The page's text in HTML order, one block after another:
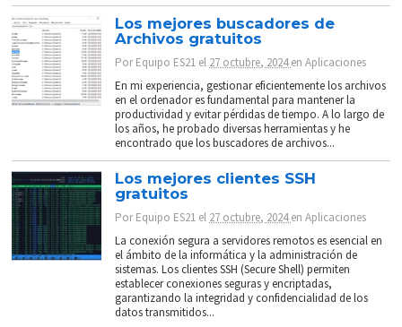
Los mejores buscadores de
Archivos gratuitos
PorEquipo ES21 el 27 octubre, 2024enAplicaciones
En mi experiencia, gestionar eficientemente los archivos
en el ordenador es fundamental para mantener la
productividad y evitar pérdidas de tiempo. A lo largo de
los años, he probado diversas herramientas y he
encontrado que los buscadores de archivos...
Los mejores clientes SSH
gratuitos
PorEquipo ES21 el 27 octubre, 2024enAplicaciones
La conexión segura a servidores remotos es esencial en
el ámbito de la informática y la administración de
sistemas. Los clientes SSH (Secure Shell) permiten
establecer conexiones seguras y encriptadas,
garantizando la integridad y confidencialidad de los
datos transmitidos...